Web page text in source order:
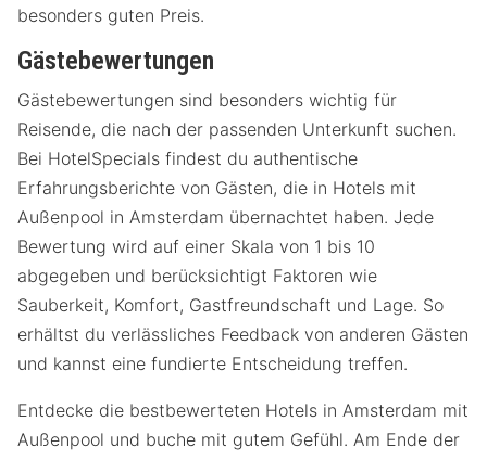
besonders guten Preis.
Gästebewertungen
Gästebewertungen sind besonders wichtig für
Reisende, die nach der passenden Unterkunft suchen.
Bei HotelSpecials findest du authentische
Erfahrungsberichte von Gästen, die in Hotels mit
Außenpool in Amsterdam übernachtet haben. Jede
Bewertung wird auf einer Skala von 1 bis 10
abgegeben und berücksichtigt Faktoren wie
Sauberkeit, Komfort, Gastfreundschaft und Lage. So
erhältst du verlässliches Feedback von anderen Gästen
und kannst eine fundierte Entscheidung treffen.
Entdecke die bestbewerteten Hotels in Amsterdam mit
Außenpool und buche mit gutem Gefühl. Am Ende der